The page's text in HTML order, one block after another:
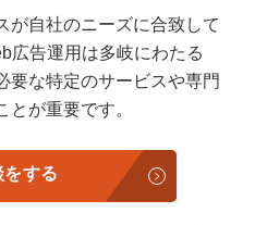
が自社のニーズに合致して
広告運用は多岐にわたる
要な特定のサービスや専門
が重要です。
する